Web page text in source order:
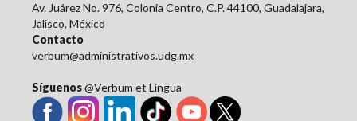
Av. Juárez No. 976, Colonia Centro, C.P. 44100, Guadalajara,
Jalisco, México
Contacto
verbum@administrativos.udg.mx
Síguenos@Verbum et Lingua